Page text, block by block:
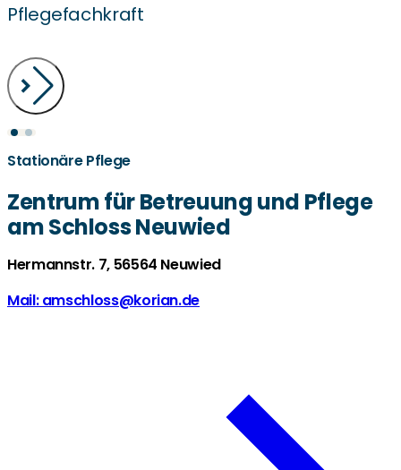
Pflegefachkraft
Stationäre Pflege
Zentrum für Betreuung und Pflege
am Schloss Neuwied
Hermannstr. 7, 56564 Neuwied
Mail: amschloss@korian.de